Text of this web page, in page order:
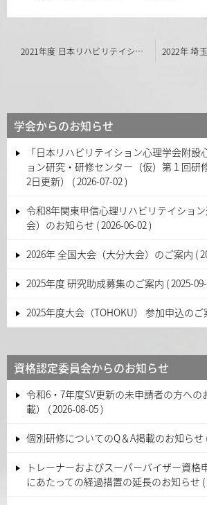
ビ
ゲ
ー
ョ
2021年度 日本リハビリテイション心理学会総会(書面会議)について
学会からのお知らせ
「日本リハビリテイション心理学会附設
ョン研究・研修センター（仮）第１回研
2日更新）
2026-07-02
令和8年関東甲信心理リハビリテイショ
会）のお知らせ 2026-06-02
2026年 全国大会（大分大会）のご案内
2025年度 研究助成募集のご案内 2025-
2025年度大会（TOHOKU） 参加申込のご
資格認定委員会からのお知らせ
令和6・7年度SV更新の未申請者の方への
載）
2026-08-05
個別研修についてのQ＆A掲載のお知らせ
トレーナーおよびスーパーバイザー資格
にあたっての経過措置の延長のお知らせ